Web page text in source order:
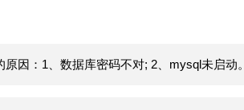
因：1、数据库密码不对; 2、mysql未启动。